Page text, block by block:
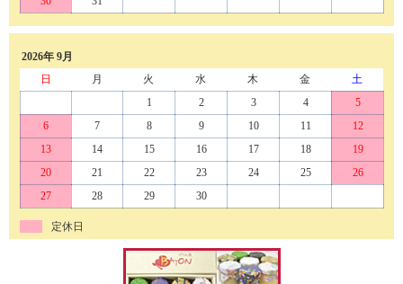
2026年 9月
日
月 火 水 木 金
土
1
2 3 4
5
6
7 8 9 10 11
12
13
14 15 16 17 18
19
20
21 22 23 24 25
26
27
28 29 30
定休日